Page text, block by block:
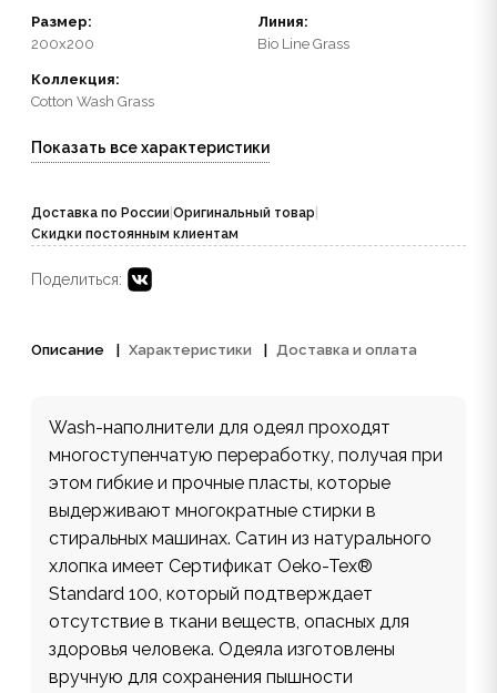
Размер:
200x200
Линия:
Bio Line Grass
Коллекция:
Cotton Wash Grass
Показать все характеристики
Доставка по России Оригинальный товар
Скидки постоянным клиентам
Поделиться:
Описание Характеристики Доставка и оплата
Wash-наполнители для одеял проходят
многоступенчатую переработку, получая при
этом гибкие и прочные пласты, которые
выдерживают многократные стирки в
стиральных машинах. Сатин из натурального
хлопка имеет Сертификат Oeko-Tex®
Standard 100, который подтверждает
отсутствие в ткани веществ, опасных для
здоровья человека. Одеяла изготовлены
вручную для сохранения пышности